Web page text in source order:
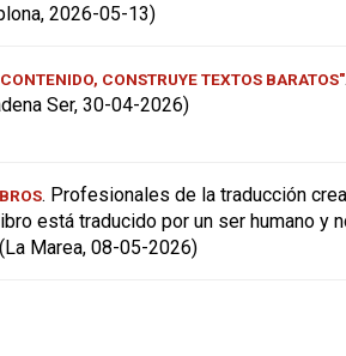
2026-05-13)
CONSTRUYE TEXTOS BARATOS"
Ser, 30-04-2026)
. Profesionales de la traducción
está traducido por un ser humano y
Marea, 08-05-2026)